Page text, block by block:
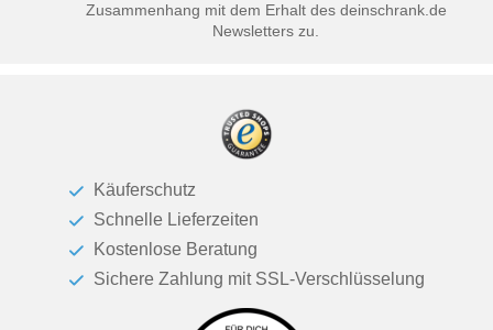
Zusammenhang mit dem Erhalt des deinschrank.de
Newsletters zu.
Käuferschutz
Schnelle Lieferzeiten
Kostenlose Beratung
Sichere Zahlung mit SSL-Verschlüsselung